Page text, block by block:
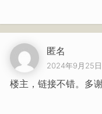
匿名
2024年9月25
楼主，链接不错。多